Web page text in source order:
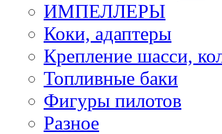
ИМПЕЛЛЕРЫ
Коки, адаптеры
Крепление шасси,
Топливные баки
Фигуры пилотов
Разное